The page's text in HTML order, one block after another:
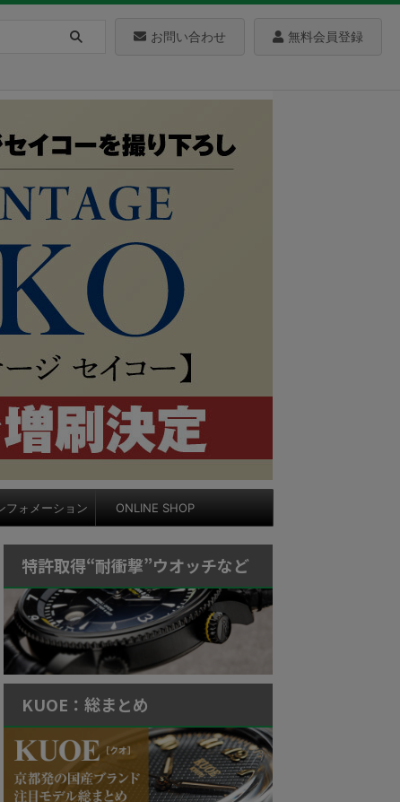
お問い合わせ 無料会員登録
フォメーション ONLINE SHOP
特許取得“耐衝撃”ウオッチなど
KUOE：総まとめ